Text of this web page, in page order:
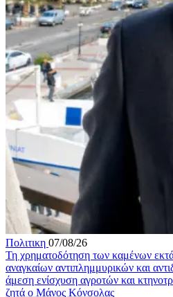
Πολιτικη 07/08/26
Τη χρηματοδότηση των καμένων
αναγκαίων αντιπλημμυρικών και
άμεση ενίσχυση αγροτών και
ζητά ο Μάνος Κόνσολας